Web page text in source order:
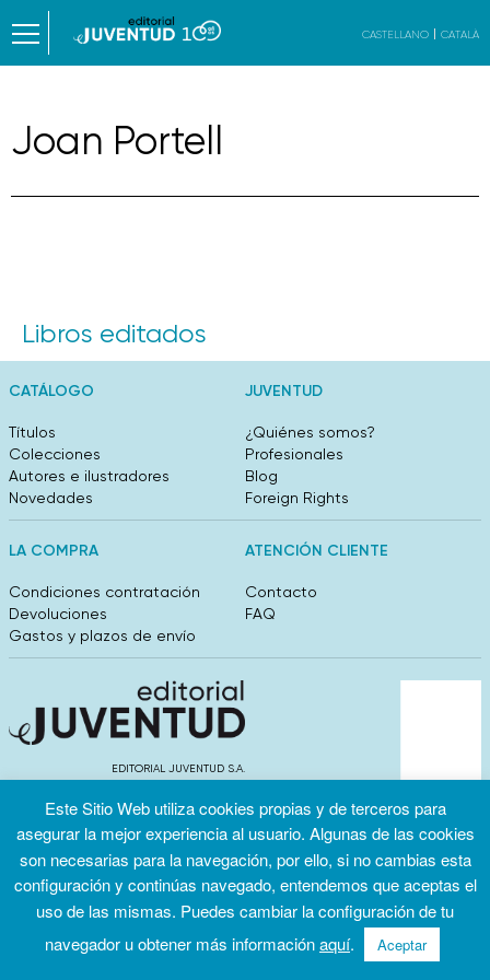
CASTELLANO CATALÀ
Joan Portell
Libros editados
CATÁLOGO
Títulos
Colecciones
Autores e ilustradores
Novedades
JUVENTUD
¿Quiénes somos?
Profesionales
Blog
Foreign Rights
LA COMPRA
Condiciones contratación
Devoluciones
Gastos y plazos de envío
ATENCIÓN CLIENTE
Contacto
FAQ
EDITORIAL JUVENTUD S.A.
info@editorialjuventud.es
Condiciones
Política de
privacidad
Política de
Este Sitio Web utiliza cookies propias y de terceros para
asegurar la mejor experiencia al usuario. Algunas de las cookies
son necesarias para la navegación, por ello, si no cambias esta
configuración y continúas navegado, entendemos que aceptas el
uso de las mismas. Puedes cambiar la configuración de tu
navegador u obtener más informaciónaquí. Aceptar